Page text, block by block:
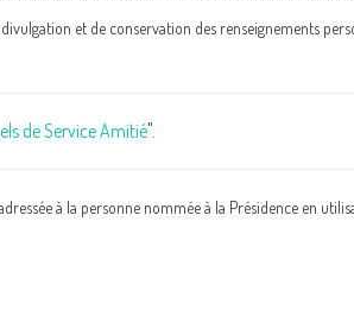
et de conservation des renseignements
de Service Amitié".
à la personne nommée à la Présidence en